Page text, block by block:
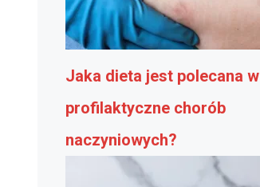
Jaka dieta jest polecana w
profilaktyczne chorób
naczyniowych?